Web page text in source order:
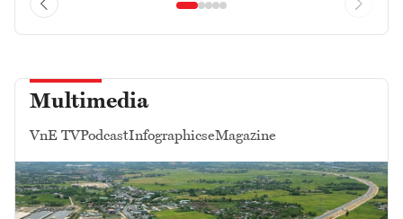
Multimedia
VnE TVPodcastInfographicseMagazine